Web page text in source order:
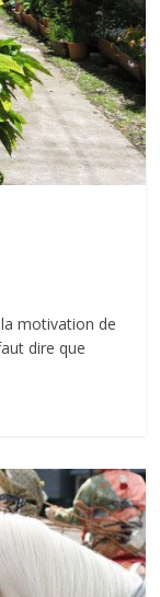
motivation de
dire que